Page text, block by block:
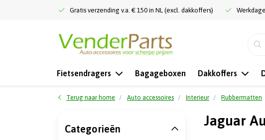
Gratis verzending v.a. € 150 in NL (excl. dakkoffers)
Fietsendragers Bagageboxen Dakkoffers
Terug naar home Auto accessoires Interieur Rubbermatten
Jaguar
Categorieën